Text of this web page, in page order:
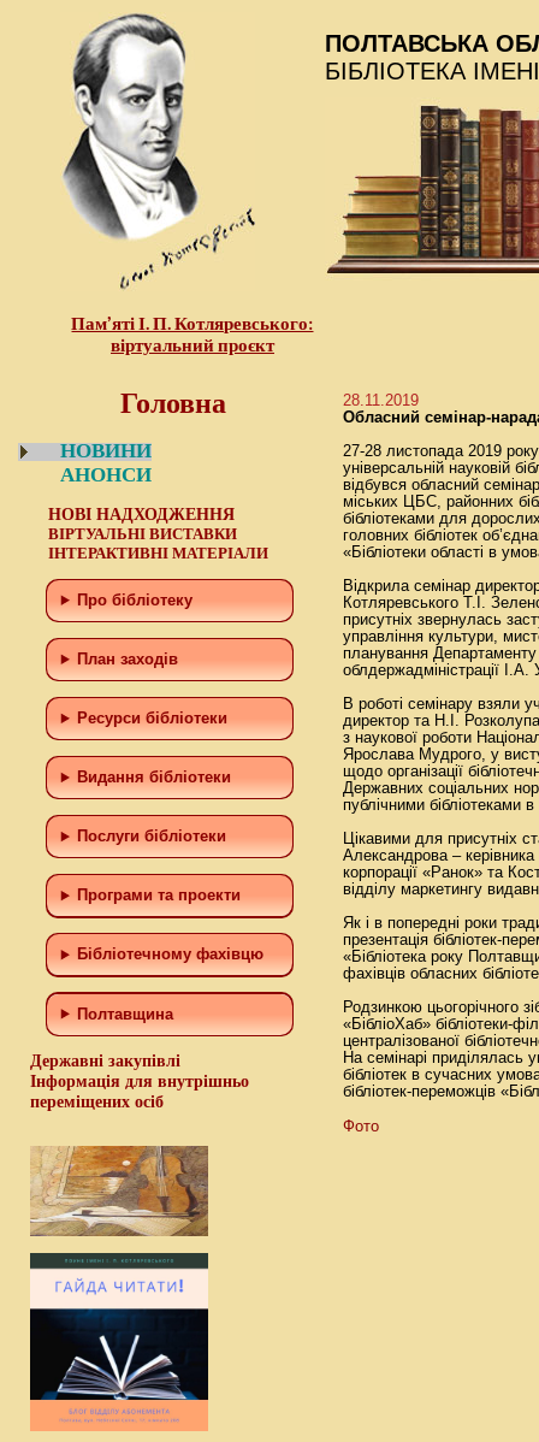
Пам’яті І. П. Котляревського:
віртуальний проєкт
ПОЛТАВСЬКА
БІБЛІОТЕКА
Головна
НОВИНИ
АНОНСИ
НОВІ НАДХОДЖЕННЯ
ВІРТУАЛЬНІ ВИСТАВКИ
ІНТЕРАКТИВНІ МАТЕРІАЛИ
Про бібліотеку
План заходів
Ресурси бібліотеки
Видання бібліотеки
Послуги бібліотеки
Програми та проекти
Бiблiотечному фахiвцю
Полтавщина
Державні закупівлі
Інформація для внутрішньо
переміщених осіб
28.11.2019
Обласний семінар-
27-28 листопада 2019
універсальній науковій
відбувся обласний
міських ЦБС, районних
бібліотеками для
головних бібліотек
«Бібліотеки області в
Відкрила семінар
Котляревського Т.І.
присутніх звернулась
управління культури,
планування
облдержадміністрації І.А.
В роботі семінару взяли
директор та Н.І.
з наукової роботи
Ярослава Мудрого, у
щодо організації
Державних соціальних
публічними бібліотеками в
Цікавими для присутніх
Александрова –
корпорації «Ранок» та
відділу маркетингу
Як і в попередні роки
презентація бібліотек-
«Бібліотека року
фахівців обласних
Родзинкою цьогорічного
«БібліоХаб» бібліотеки-
централізованої
На семінарі приділялась
бібліотек в сучасних
бібліотек-переможців
Фото